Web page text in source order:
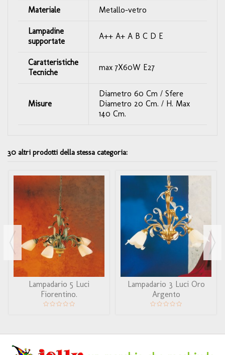
Materiale Metallo-vetro
Lampadine
supportate
A++ A+ A B C D E
Caratteristiche
Tecniche
max 7X60W E27
Misure
Diametro 60 Cm / Sfere
Diametro 20 Cm. / H. Max
140 Cm.
30 altri prodotti della stessa categoria:
Lampadario 5 Luci
Fiorentino.
Lampadario 3 Luci Oro
Argento